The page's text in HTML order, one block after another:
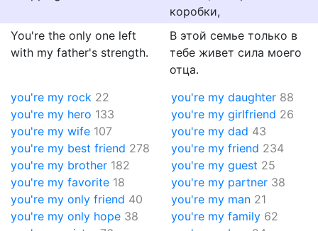
коробки,
You're the only one left
with my father's strength.
В этой семье только в
тебе живет сила моего
отца.
you're my rock 22
you're my hero 133
you're my wife 107
you're my best friend 278
you're my brother 182
you're my favorite 18
you're my only friend 40
you're my only hope 38
you're my daughter 88
you're my girlfriend 26
you're my dad 43
you're my friend 234
you're my guest 25
you're my partner 38
you're my man 21
you're my family 62